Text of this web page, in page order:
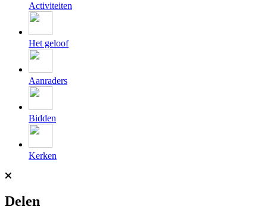
Activiteiten
Het geloof
Aanraders
Bidden
Kerken
Delen